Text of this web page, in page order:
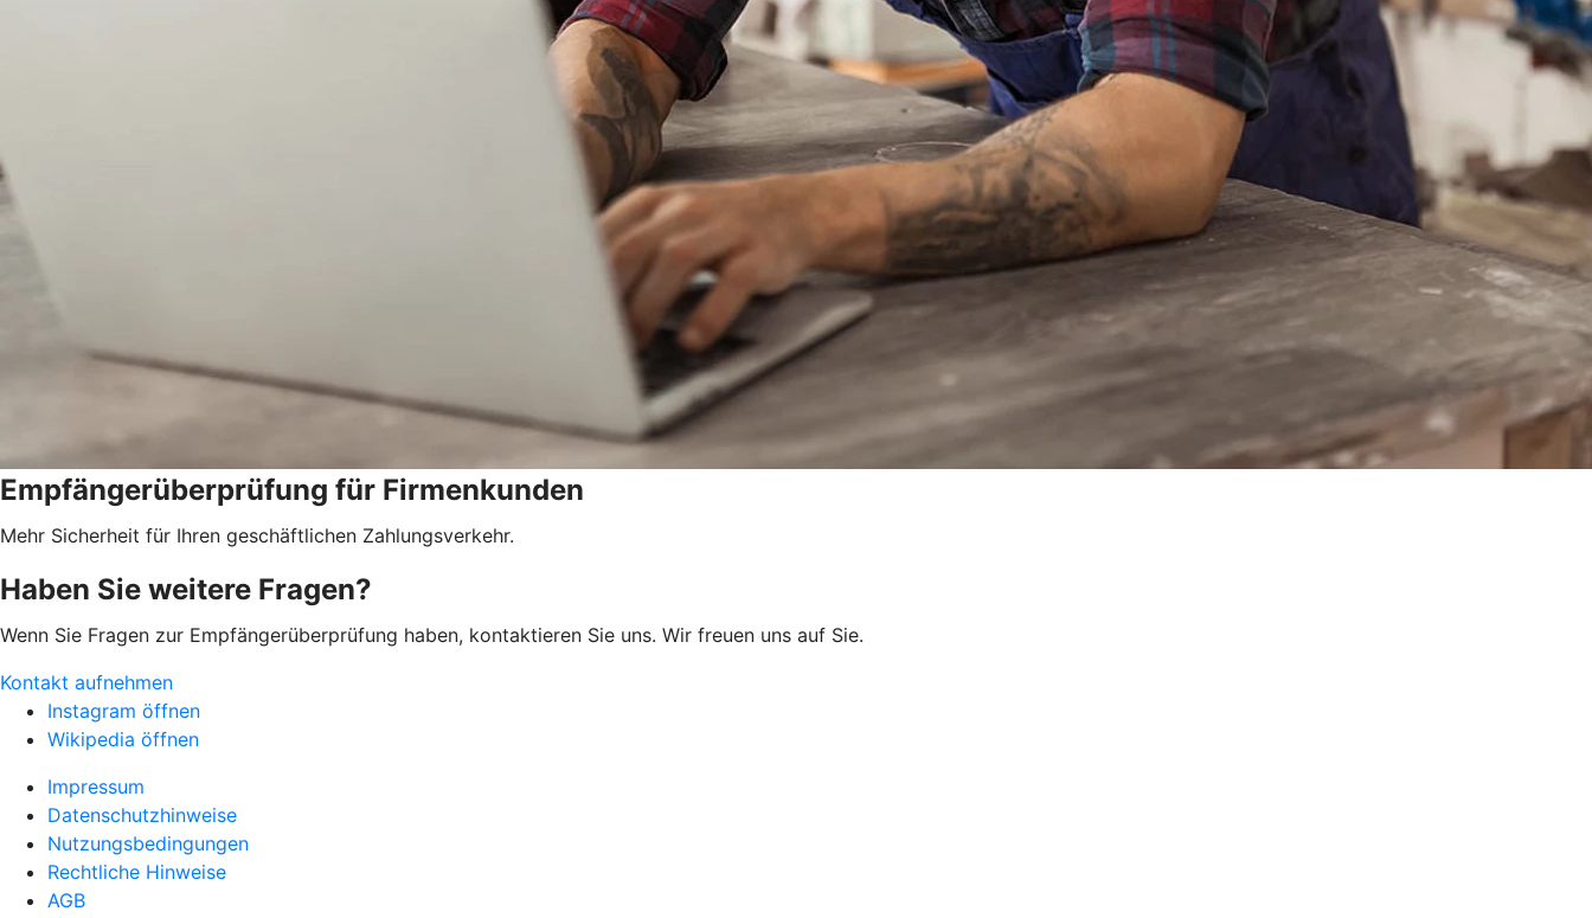
Empfängerüberprüfung für Firmenkunden
Mehr Sicherheit für Ihren geschäftlichen Zahlungsverkehr.
Haben Sie weitere Fragen?
Wenn Sie Fragen zur Empfängerüberprüfung haben, kontaktieren Sie uns. Wir freuen uns auf Sie.
Kontakt aufnehmen
Instagram öffnen
Wikipedia öffnen
Impressum
Datenschutzhinweise
Nutzungsbedingungen
Rechtliche Hinweise
AGB